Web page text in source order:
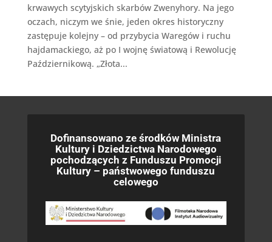
krwawych scytyjskich skarbów Zwenyhory. Na jego
oczach, niczym we śnie, jeden okres historyczny
zastępuje kolejny – od przybycia Waregów i ruchu
hajdamackiego, aż po I wojnę światową i Rewolucję
Październikową. „Złota...
Dofinansowano ze środków Ministra
Kultury i Dziedzictwa Narodowego
pochodzących z Funduszu Promocji
Kultury – państwowego funduszu
celowego